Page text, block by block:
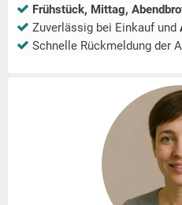
Frühstück, Mittag,
Zuverlässig bei Einkauf und
Schnelle Rückmeldung der